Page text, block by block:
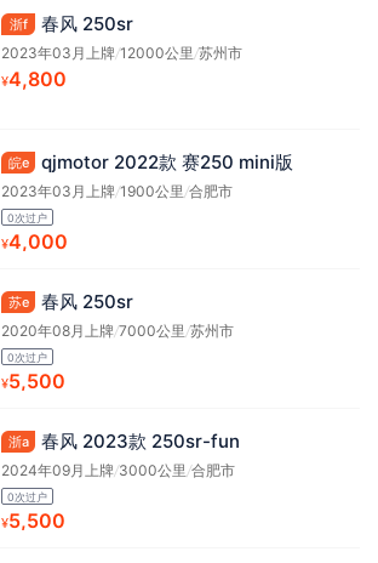
浙f 春风 250sr
2023年03月上牌/12000公里 /苏州市
¥4,800
皖e qjmotor 2022款 赛250 mini版
2023年03月上牌/1900公里 /合肥市
0次过户
¥4,000
苏e 春风 250sr
2020年08月上牌/7000公里 /苏州市
0次过户
¥5,500
浙a 春风 2023款 250sr-fun
2024年09月上牌/3000公里 /合肥市
0次过户
¥5,500